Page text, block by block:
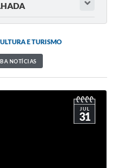
E TURISMO
NOTÍCIAS
JUL
31